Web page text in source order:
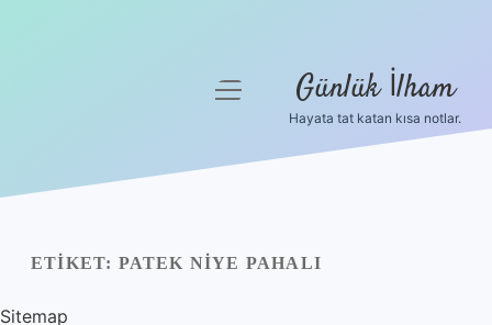
Yasal Uyarı
Hakkımızda
menüyü
Günlük İlham
Hayata tat katan kısa notlar.
ETIKET: PATEK NIYE PAHALI
Sitemap